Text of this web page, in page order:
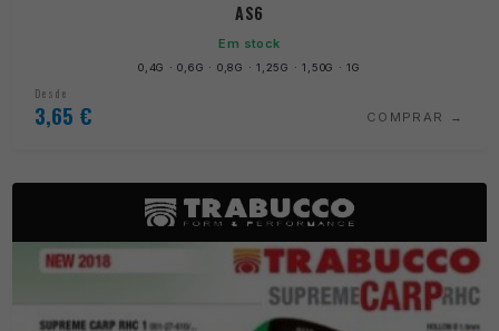
AS6
Em stock
0,4G · 0,6G · 0,8G · 1,25G · 1,50G · 1G
Desde
3,65 € COMPRAR